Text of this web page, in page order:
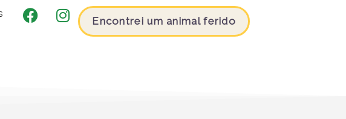
Encontrei um animal ferido